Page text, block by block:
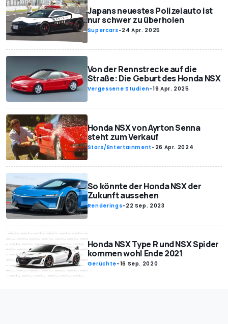
Japans neuestes Polizeiauto ist
nur schwer zu überholen
Supercars-24 Apr. 2025
Von der Rennstrecke auf die
Straße: Die Geburt des Honda NSX
Vergessene Studien-19 Apr. 2025
Honda NSX von Ayrton Senna
steht zum Verkauf
Stars/Entertainment - 26 Apr. 2024
So könnte der Honda NSX der
Zukunft aussehen
Renderings- 22 Sep. 2023
Honda NSX Type R und NSX Spider
kommen wohl Ende 2021
Gerüchte-16 Sep. 2020